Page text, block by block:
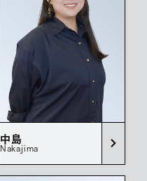
中島
Nakajima